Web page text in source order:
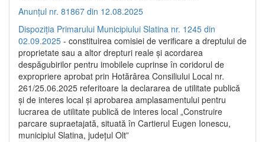
Anunțul nr. 81867 din 12.08.2025
Dispoziția Primarului Municipiului Slatina nr. 1245 din
02.09.2025 - constituirea comisiei de verificare a dreptului de
proprietate sau a altor drepturi reale și acordarea
despăgubirilor pentru imobilele cuprinse în coridorul de
expropriere aprobat prin Hotărârea Consiliului Local nr.
261/25.06.2025 referitoare la declararea de utilitate publică
și de interes local și aprobarea amplasamentului pentru
lucrarea de utilitate publică de interes local „Construire
parcare supraetajată, situată în Cartierul Eugen Ionescu,
municipiul Slatina, județul Olt”